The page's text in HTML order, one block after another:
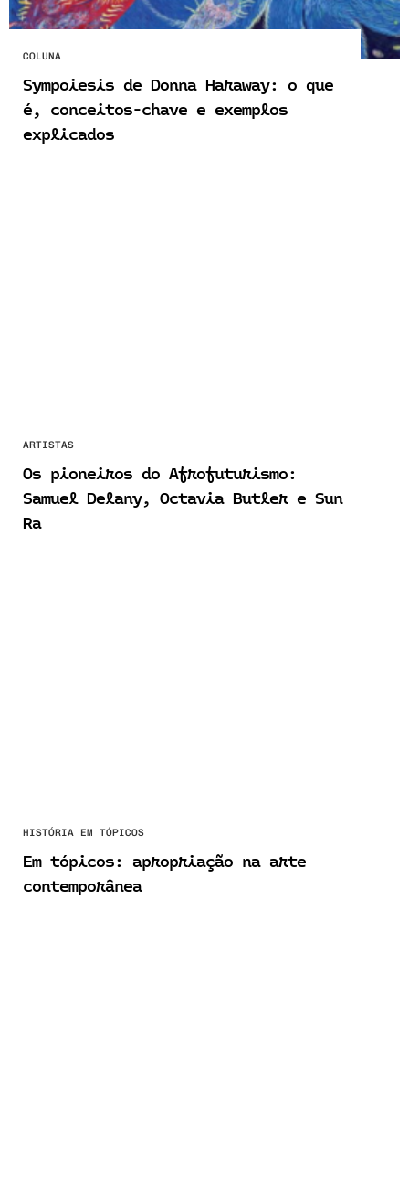
COLUNA
Sympoiesis de Donna Haraway: o que
é, conceitos-chave e exemplos
explicados
ARTISTAS
Os pioneiros do Afrofuturismo:
Samuel Delany, Octavia Butler e Sun
Ra
HISTÓRIA EM TÓPICOS
Em tópicos: apropriação na arte
contemporânea